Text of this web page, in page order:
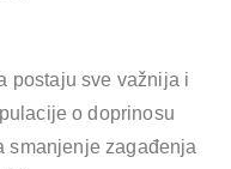
postaju sve važnija i
o doprinosu
smanjenje zagađenja